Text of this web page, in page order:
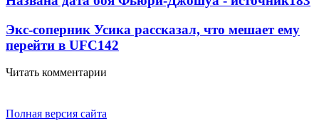
Экс-соперник Усика рассказал, что мешает ему
перейти в UFC142
Читать комментарии
Полная версия сайта